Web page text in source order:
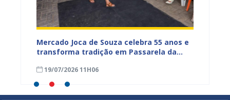
Mercado Joca de Souza celebra 55 anos e
transforma tradição em Passarela da
de Juazeiro
19/07/2026 11H06